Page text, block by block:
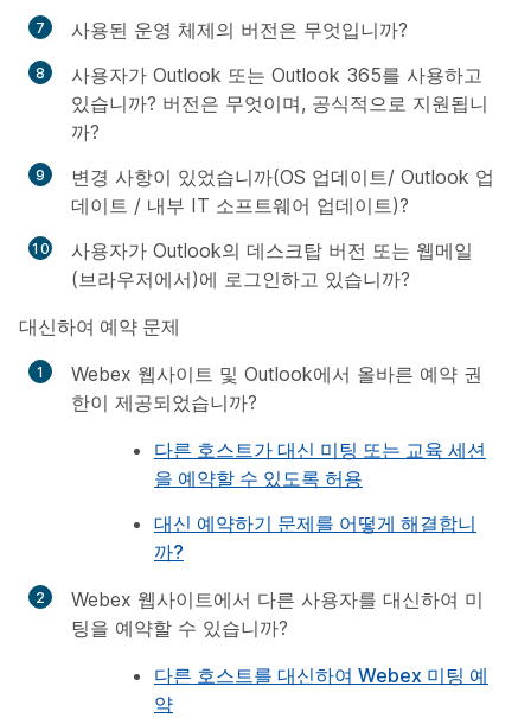
사용된 운영 체제의 버전은 무엇입니까?
사용자가 Outlook 또는 Outlook 365를 사용하고
있습니까? 버전은 무엇이며, 공식적으로 지원됩니
까?
변경 사항이 있었습니까(OS 업데이트/ Outlook 업
데이트 / 내부 IT 소프트웨어 업데이트)?
사용자가 Outlook의 데스크탑 버전 또는 웹메일
(브라우저에서)에 로그인하고 있습니까?
대신하여 예약 문제
Webex 웹사이트 및 Outlook에서 올바른 예약 권
한이 제공되었습니까?
다른 호스트가 대신 미팅 또는 교육 세션
을 예약할 수 있도록 허용
대신 예약하기 문제를 어떻게 해결합니
까?
Webex 웹사이트에서 다른 사용자를 대신하여 미
팅을 예약할 수 있습니까?
다른 호스트를 대신하여 Webex 미팅 예
약